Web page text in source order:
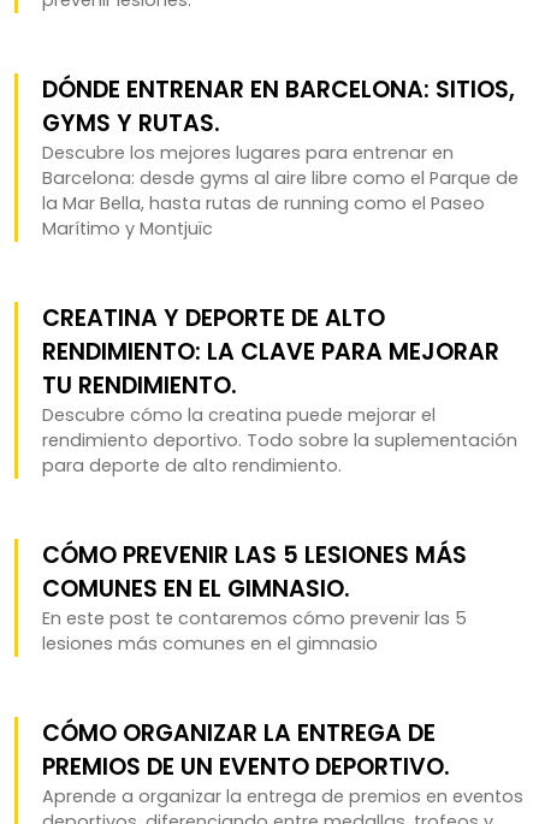
DÓNDE ENTRENAR EN BARCELONA: SITIOS,
GYMS Y RUTAS.
Descubre los mejores lugares para entrenar en
Barcelona: desde gyms al aire libre como el Parque de
la Mar Bella, hasta rutas de running como el Paseo
Marítimo y Montjuïc
CREATINA Y DEPORTE DE ALTO
RENDIMIENTO: LA CLAVE PARA MEJORAR
TU RENDIMIENTO.
Descubre cómo la creatina puede mejorar el
rendimiento deportivo. Todo sobre la suplementación
para deporte de alto rendimiento.
CÓMO PREVENIR LAS 5 LESIONES MÁS
COMUNES EN EL GIMNASIO.
En este post te contaremos cómo prevenir las 5
lesiones más comunes en el gimnasio
CÓMO ORGANIZAR LA ENTREGA DE
PREMIOS DE UN EVENTO DEPORTIVO.
Aprende a organizar la entrega de premios en eventos